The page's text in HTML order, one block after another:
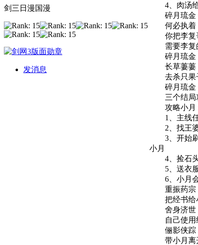
剑三日漫国漫
发消息
4、肉汤给
碎月琉金
何必执着
你把李复哥
需要李复的
碎月琉金
长草萋萋
去杀只果子
碎月琉金
三个结局
攻略小月
1、主线任
2、找王婆
3、开始刷
小月
4、捡石头
5、送衣服
6、小月会
重振药宗
把经书给小
舍身济世
自己使用
俪影侠踪
带小月离